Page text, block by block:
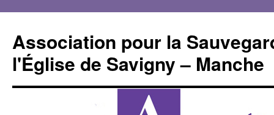
contenu
Association pour la
l'Église de Savigny – Manche